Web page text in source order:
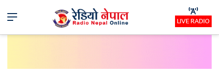
Menu LIVE RADIO